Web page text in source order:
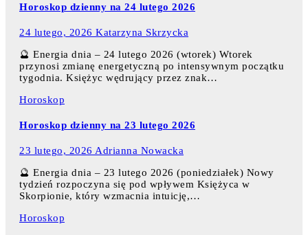
Horoskop dzienny na 24 lutego 2026
24 lutego, 2026 Katarzyna Skrzycka
🔮 Energia dnia – 24 lutego 2026 (wtorek) Wtorek
przynosi zmianę energetyczną po intensywnym początku
tygodnia. Księżyc wędrujący przez znak…
Horoskop
Horoskop dzienny na 23 lutego 2026
23 lutego, 2026 Adrianna Nowacka
🔮 Energia dnia – 23 lutego 2026 (poniedziałek) Nowy
tydzień rozpoczyna się pod wpływem Księżyca w
Skorpionie, który wzmacnia intuicję,…
Horoskop